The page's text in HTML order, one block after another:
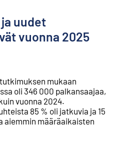
uudet
vuonna 2025
mukaan
oli 346 000 palkansaajaa,
vuonna 2024.
85 % oli jatkuvia ja 15
aiemmin määräaikaisten